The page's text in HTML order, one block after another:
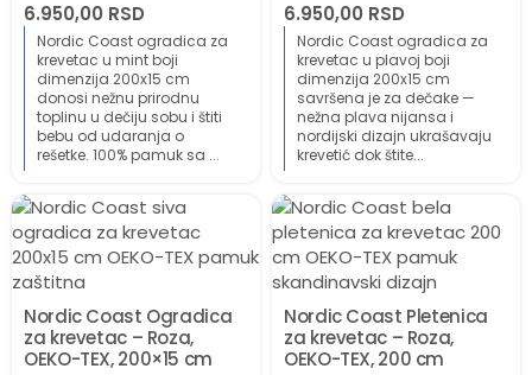
6.950,00 RSD
Nordic Coast ogradica za
krevetac u mint boji
dimenzija 200x15 cm
donosi nežnu prirodnu
toplinu u dečiju sobu i štiti
bebu od udaranja o
rešetke. 100% pamuk sa ...
6.950,00 RSD
Nordic Coast ogradica za
krevetac u plavoj boji
dimenzija 200x15 cm
savršena je za dečake —
nežna plava nijansa i
nordijski dizajn ukrašavaju
krevetić dok štite...
Nordic Coast Ogradica
za krevetac – Roza,
OEKO-TEX, 200×15 cm
Nordic Coast Pletenica
za krevetac – Roza,
OEKO-TEX, 200 cm